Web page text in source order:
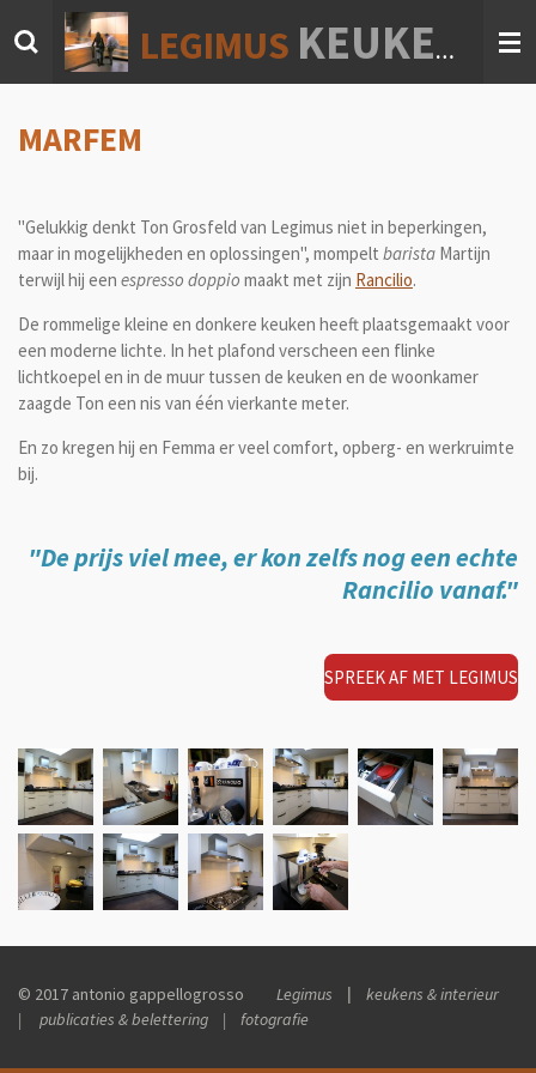
direct
hoofdinhoud
LEGIMUS KEUKEN & INTERIEUR
MARFEM
"Gelukkig denkt Ton Grosfeld van Legimus niet in beperkingen,
maar in mogelijkheden en oplossingen", mompelt barista Martijn
terwijl hij een espresso doppio maakt met zijn Rancilio.
De rommelige kleine en donkere keuken heeft plaatsgemaakt voor
een moderne lichte. In het plafond verscheen een flinke
lichtkoepel en in de muur tussen de keuken en de woonkamer
zaagde Ton een nis van één vierkante meter.
En zo kregen hij en Femma er veel comfort, opberg- en werkruimte
bij.
"De prijs viel mee, er kon zelfs nog een echte
Rancilio vanaf."
SPREEK AF MET LEGIMUS
© 2017 antonio gappellogrosso Legimus |
keukens & interieur
| publicaties & belettering | fotografie